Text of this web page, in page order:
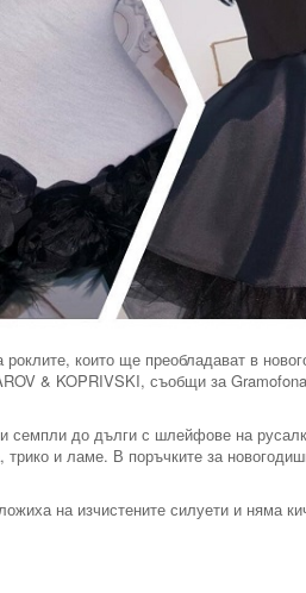
които ще преобладават в
& KOPRIVSKI, съобщи за
семпли до дълги с шлейфове на
трико и ламе. В поръчките за
на изчистените силуети и няма